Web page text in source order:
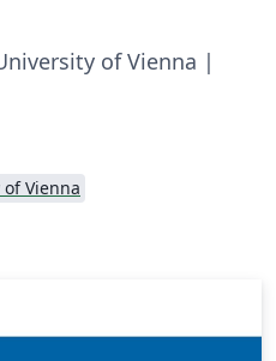
of Vienna |
Vienna